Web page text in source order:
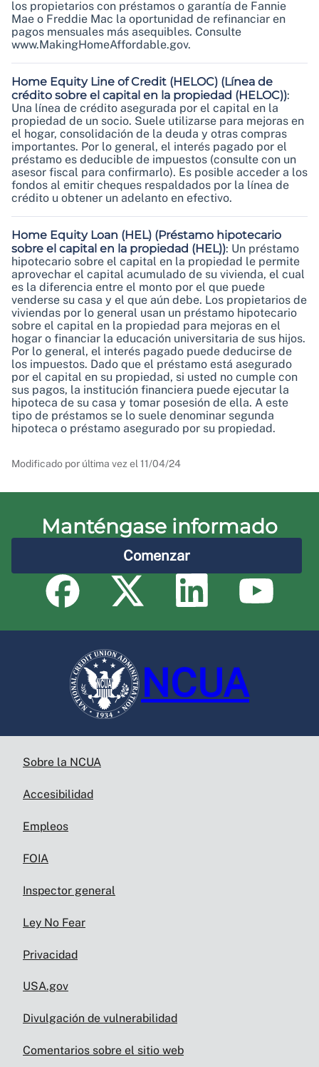
los propietarios con préstamos o garantía de Fannie
Mae o Freddie Mac la oportunidad de refinanciar en
pagos mensuales más asequibles. Consulte
www.MakingHomeAffordable.gov.
Home Equity Line of Credit (HELOC) (Línea de
crédito sobre el capital en la propiedad (HELOC)):
Una línea de crédito asegurada por el capital en la
propiedad de un socio. Suele utilizarse para mejoras en
el hogar, consolidación de la deuda y otras compras
importantes. Por lo general, el interés pagado por el
préstamo es deducible de impuestos (consulte con un
asesor fiscal para confirmarlo). Es posible acceder a los
fondos al emitir cheques respaldados por la línea de
crédito u obtener un adelanto en efectivo.
Home Equity Loan (HEL) (Préstamo hipotecario
sobre el capital en la propiedad (HEL)): Un préstamo
hipotecario sobre el capital en la propiedad le permite
aprovechar el capital acumulado de su vivienda, el cual
es la diferencia entre el monto por el que puede
venderse su casa y el que aún debe. Los propietarios de
viviendas por lo general usan un préstamo hipotecario
sobre el capital en la propiedad para mejoras en el
hogar o financiar la educación universitaria de sus hijos.
Por lo general, el interés pagado puede deducirse de
los impuestos. Dado que el préstamo está asegurado
por el capital en su propiedad, si usted no cumple con
sus pagos, la institución financiera puede ejecutar la
hipoteca de su casa y tomar posesión de ella. A este
tipo de préstamos se lo suele denominar segunda
hipoteca o préstamo asegurado por su propiedad.
Modificado por última vez el 11/04/24
Manténgase informado
Comenzar
NCUA
Sobre la NCUA
Accesibilidad
Empleos
FOIA
Inspector general
Ley No Fear
Privacidad
USA.gov
Divulgación de vulnerabilidad
Comentarios sobre el sitio web